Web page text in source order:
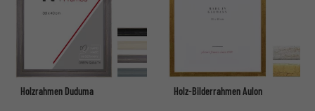
Holzrahmen Duduma Holz-Bilderrahmen Aulon